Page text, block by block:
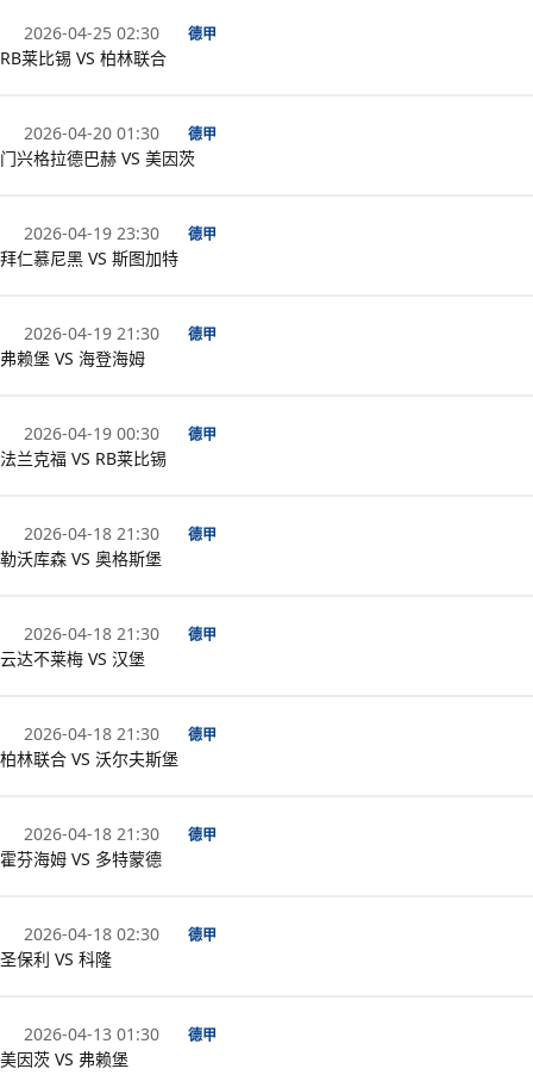
2026-04-25 02:30 德甲
RB莱比锡 VS 柏林联合
2026-04-20 01:30 德甲
门兴格拉德巴赫 VS 美因茨
2026-04-19 23:30 德甲
拜仁慕尼黑 VS 斯图加特
2026-04-19 21:30 德甲
弗赖堡 VS 海登海姆
2026-04-19 00:30 德甲
法兰克福 VS RB莱比锡
2026-04-18 21:30 德甲
勒沃库森 VS 奥格斯堡
2026-04-18 21:30 德甲
云达不莱梅 VS 汉堡
2026-04-18 21:30 德甲
柏林联合 VS 沃尔夫斯堡
2026-04-18 21:30 德甲
霍芬海姆 VS 多特蒙德
2026-04-18 02:30 德甲
圣保利 VS 科隆
2026-04-13 01:30 德甲
美因茨 VS 弗赖堡